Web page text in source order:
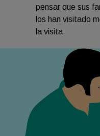
pensar que sus
los han visitado
la visita.